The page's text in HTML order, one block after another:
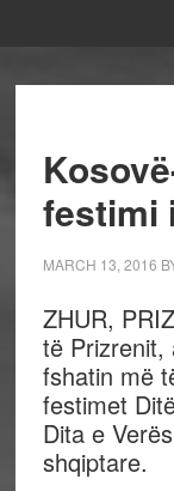
festimi
MARCH 13, 2016
ZHUR,
të Prizrenit,
fshatin më
festimet
Dita e
shqiptare.